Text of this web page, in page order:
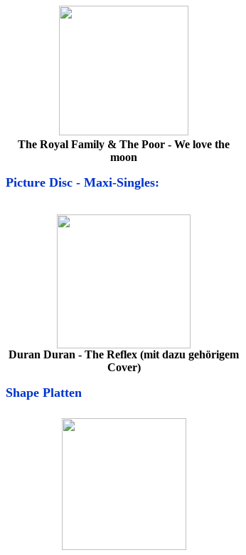
The Royal Family & The Poor - We love the
moon
Picture Disc - Maxi-Singles:
Duran Duran - The Reflex (mit dazu gehörigem
Cover)
Shape Platten